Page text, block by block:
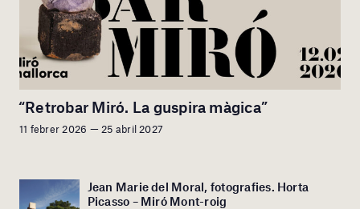
“Retrobar Miró. La guspira màgica”
11 febrer 2026 — 25 abril 2027
Jean Marie del Moral, fotografies. Horta
Picasso – Miró Mont-roig